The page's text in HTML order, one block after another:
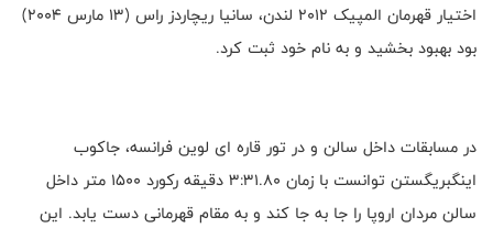
اختیار قهرمان المپیک ۲۰۱۲ لندن، سانیا ریچاردز راس (۱۳ مارس ۲۰۰۴)
بود بهبود بخشید و به نام خود ثبت کرد.
در مسابقات داخل سالن و در تور قاره ای لوین فرانسه، جاکوب
اینگبریگستن توانست با زمان ۳:۳۱.۸۰ دقیقه رکورد ۱۵۰۰ متر داخل
سالن مردان اروپا را جا به جا کند و به مقام قهرمانی دست یابد. این